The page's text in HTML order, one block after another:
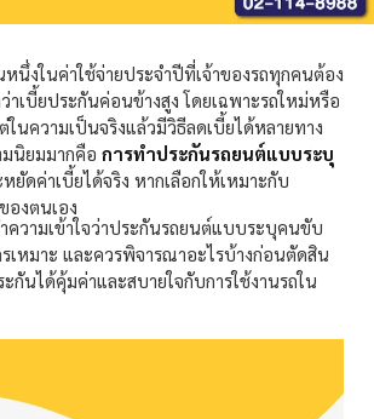
นึ่งในค่าใช้จ่ายประจำปีที่เจ้าของรถทุกคนต้อง
าเบี้ยประกันค่อนข้างสูง โดยเฉพาะรถใหม่หรือ
ในความเป็นจริงแล้วมีวิธีลดเบี้ยได้หลายทาง
นิยมมากคือ การทำประกันรถยนต์แบบระบุ
ยัดค่าเบี้ยได้จริง หากเลือกให้เหมาะกับ
องตนเอง
วามเข้าใจว่าประกันรถยนต์แบบระบุคนขับ
รเหมาะ และควรพิจารณาอะไรบ้างก่อนตัดสิน
กันได้คุ้มค่าและสบายใจกับการใช้งานรถใน